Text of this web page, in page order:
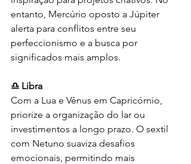
entanto, Mercúrio oposto a Júpiter
alerta para conflitos entre seu
perfeccionismo e a busca por
significados mais amplos.
♎ Libra
Com a Lua e Vênus em Capricórnio,
priorize a organização do lar ou
investimentos a longo prazo. O sextil
com Netuno suaviza desafios
emocionais, permitindo mais